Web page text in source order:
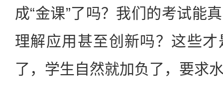
成“金课”了吗？我们的考试能
理解应用甚至创新吗？这些
了，学生自然就加负了，要求